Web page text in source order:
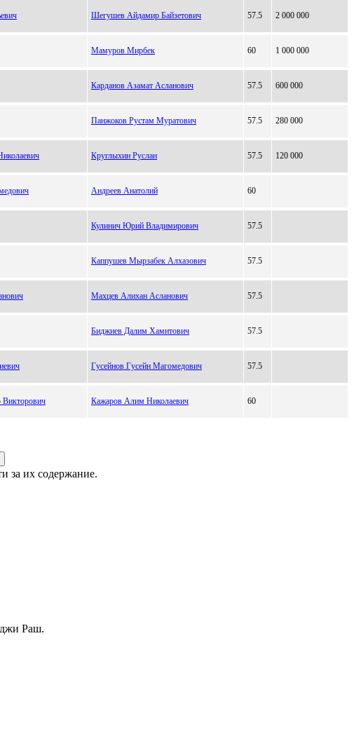
Шегушев Айдамир Байзетович 57.5 2 000 000
Мамуров Мирбек 60 1 000 000
Карданов Азамат Асланович 57.5 600 000
Панжоков Рустам Муратович 57.5 280 000
Круглыхин Руслан 57.5 120 000
Андреев Анатолий 60
Кулинич Юрий Владимирович 57.5
Каппушев Мырзабек Алхазович 57.5
Махцев Алихан Асланович 57.5
Биджиев Далим Хамитович 57.5
Гусейнов Гусейн Магомедович 57.5
Викторович Кажаров Алим Николаевич 60
за их содержание.
Раш.